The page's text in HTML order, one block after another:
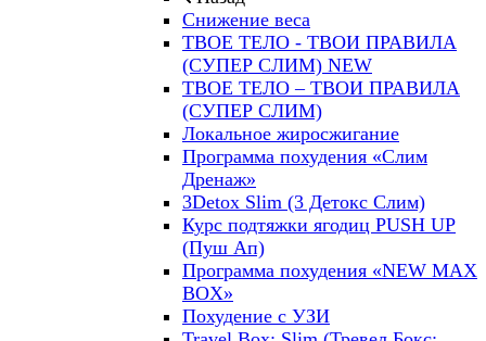
Снижение веса
ТВОЕ ТЕЛО - ТВОИ ПРАВИЛА
(СУПЕР СЛИМ) NEW
ТВОЕ ТЕЛО – ТВОИ ПРАВИЛА
(СУПЕР СЛИМ)
Локальное жиросжигание
Программа похудения «Слим
Дренаж»
3Detox Slim (3 Детокс Слим)
Курс подтяжки ягодиц PUSH UP
(Пуш Ап)
Программа похудения «NEW MAX
BOX»
Похудение с УЗИ